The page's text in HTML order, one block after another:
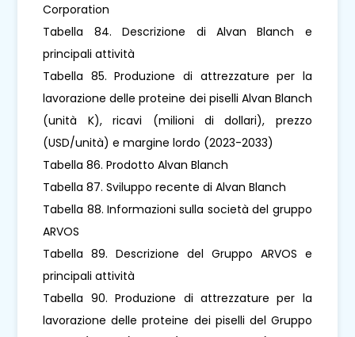
Corporation
Tabella 84. Descrizione di Alvan Blanch e
principali attività
Tabella 85. Produzione di attrezzature per la
lavorazione delle proteine ​​dei piselli Alvan Blanch
(unità K), ricavi (milioni di dollari), prezzo
(USD/unità) e margine lordo (2023-2033)
Tabella 86. Prodotto Alvan Blanch
Tabella 87. Sviluppo recente di Alvan Blanch
Tabella 88. Informazioni sulla società del gruppo
ARVOS
Tabella 89. Descrizione del Gruppo ARVOS e
principali attività
Tabella 90. Produzione di attrezzature per la
lavorazione delle proteine ​​dei piselli del Gruppo